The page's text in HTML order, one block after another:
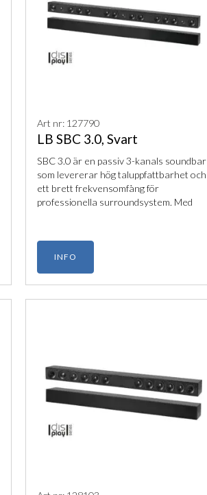
Art nr: 127790
LB SBC 3.0, Svart
SBC 3.0 är en passiv 3-kanals soundbar
som levererar hög taluppfattbarhet och
ett brett frekvensomfång för
professionella surroundsystem. Med
INFO